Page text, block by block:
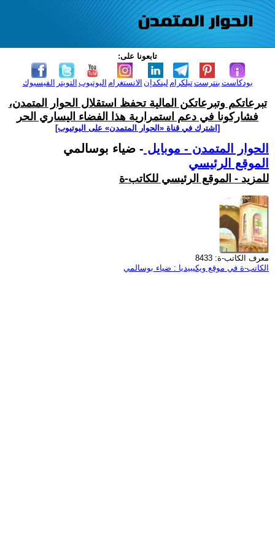
تابعونا على:
الفيسبوك التويتر اليوتيوب الانستغرام لينكدإن تيلكرامبنترست بودكاست
تبرعاتكم وتبرعاتكن المالية تحفظ استقلال الحوار المتمدن،
فشاركونا في دعم استمرارية هذا الفضاء اليساري الحر
[اشترك في قناة ‫«الحوار المتمدن» على اليوتيوب]
الحوار المتمدن - موبايل - ضياء بوسالمي
الموقع الرئيسي
للمزيد - الموقع الرئيسي للكاتب-ة
معرف الكاتب-ة: 8433
الكاتب-ة في موقع ويكيبيديا : ضياء بوسالمي